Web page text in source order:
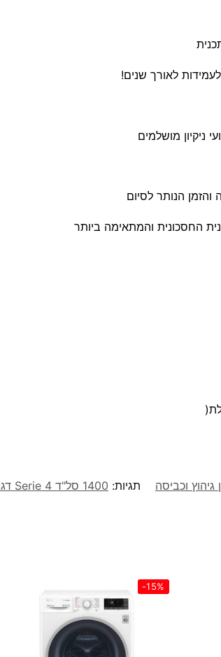
החסכונית והמתאימה ביותר
גיהוץ וכביסה תגיות: 1400 סל"ד Serie 4 דגם WAN28280BY
-15%